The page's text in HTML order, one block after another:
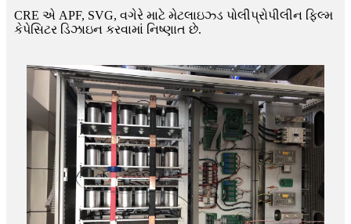
CRE એ APF, SVG, વગેરે માટે મેટલાઇઝ્ડ પોલીપ્રોપીલીન ફિલ્મ
કેપેસિટર ડિઝાઇન કરવામાં નિષ્ણાત છે.